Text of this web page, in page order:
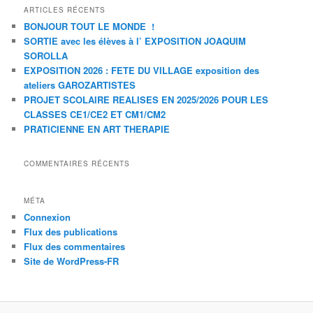
ARTICLES RÉCENTS
BONJOUR TOUT LE MONDE !
SORTIE avec les élèves à l’ EXPOSITION JOAQUIM
SOROLLA
EXPOSITION 2026 : FETE DU VILLAGE exposition des
ateliers GAROZARTISTES
PROJET SCOLAIRE REALISES EN 2025/2026 POUR LES
CLASSES CE1/CE2 ET CM1/CM2
PRATICIENNE EN ART THERAPIE
COMMENTAIRES RÉCENTS
MÉTA
Connexion
Flux des publications
Flux des commentaires
Site de WordPress-FR